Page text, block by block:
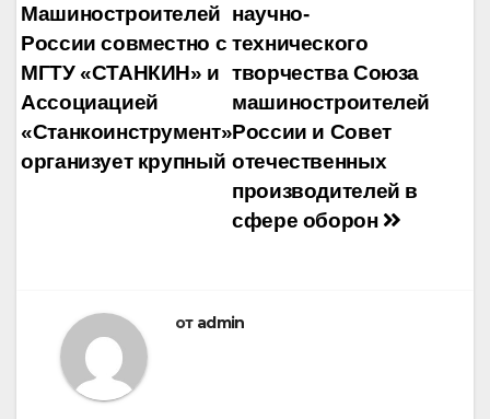
научно-
технического
творчества Союза
машиностроителей
России и Совет
отечественных
производителей в
сфере оборон
Машиностроителей
России совместно с
МГТУ «СТАНКИН» и
Ассоциацией
«Станкоинструмент»
организует крупный
от admin